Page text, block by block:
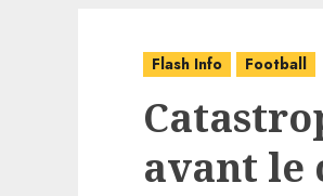
Flash Info Football
avant le